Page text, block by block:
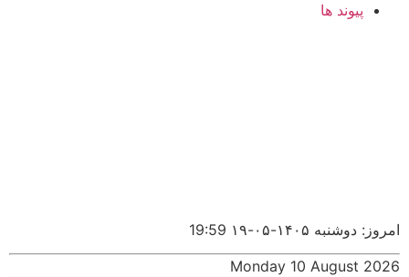
پیوند ها
امروز: دوشنبه ۱۴۰۵-۰۵-۱۹ 19:59
Monday 10 August 2026